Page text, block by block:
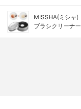
MISSHA(ミシャ)
ブラシクリーナー